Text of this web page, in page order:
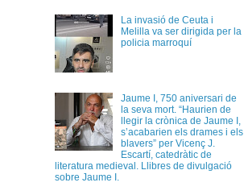
La invasió de Ceuta i
Melilla va ser dirigida per la
policia marroquí
Jaume I, 750 aniversari de
la seva mort. “Haurien de
llegir la crònica de Jaume I,
s’acabarien els drames i els
blavers” per Vicenç J.
Escartí, catedràtic de
literatura medieval. Llibres de divulgació
sobre Jaume I.